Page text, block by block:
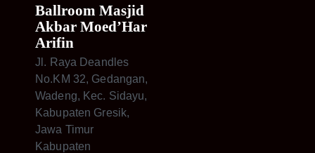
Ballroom Masjid
Akbar Moed’Har
Arifin
Jl. Raya Deandles
No.KM 32, Gedangan,
Wadeng, Kec. Sidayu,
Kabupaten Gresik,
Jawa Timur
Kabupaten